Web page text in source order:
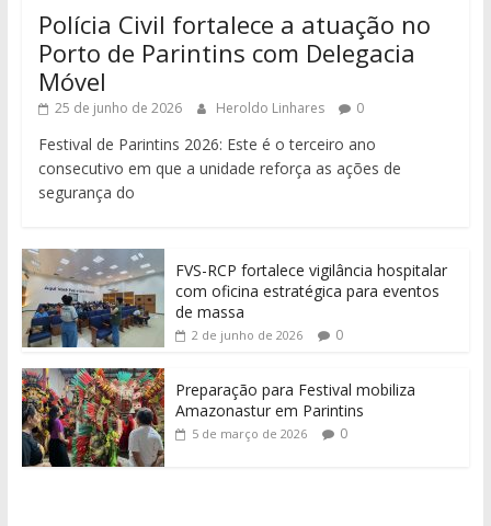
Polícia Civil fortalece a atuação no
Porto de Parintins com Delegacia
Móvel
25 de junho de 2026 Heroldo Linhares 0
Festival de Parintins 2026: Este é o terceiro ano
consecutivo em que a unidade reforça as ações de
segurança do
FVS-RCP fortalece vigilância hospitalar
com oficina estratégica para eventos
de massa
2 de junho de 2026 0
Preparação para Festival mobiliza
Amazonastur em Parintins
5 de março de 2026 0